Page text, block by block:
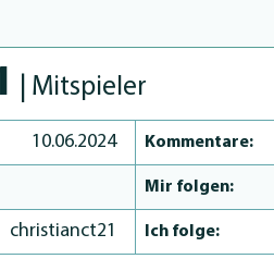
| Mitspieler
10.06.2024 Kommentare:
Mir folgen:
christianct21 Ich folge: